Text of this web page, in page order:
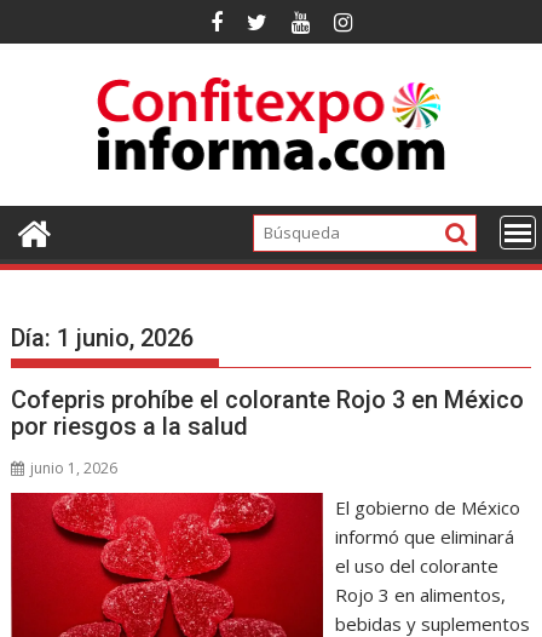
al
Día: 1 junio, 2026
Cofepris prohíbe el colorante Rojo 3 en México
por riesgos a la salud
junio 1, 2026
El gobierno de México
informó que eliminará
el uso del colorante
Rojo 3 en alimentos,
bebidas y suplementos